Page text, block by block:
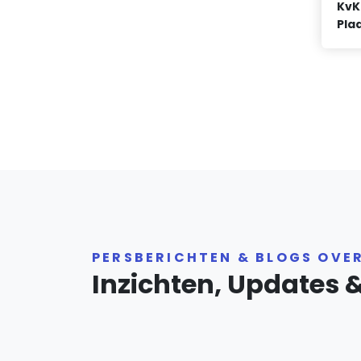
PERSBERICHTEN & BLOGS
Inzichten, Updates